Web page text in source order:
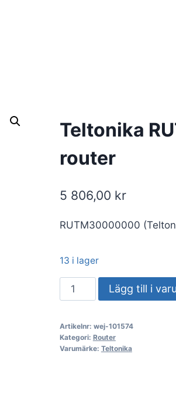
Teltonika
router
5 806,00 kr
RUTM30000000
13 i lager
Teltonika
RUTM30
5G-
router
Lägg till i
Artikelnr: wej-101574
Kategori: Router
Varumärke: Teltonika